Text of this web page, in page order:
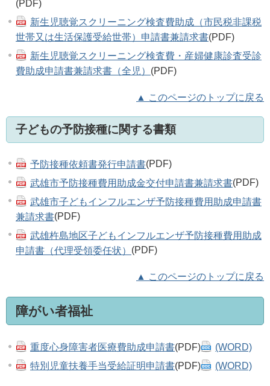
(PDF)
新生児聴覚スクリーニング検査費助成（市民税非課税
世帯又は生活保護受給世帯）申請書兼請求書(PDF)
新生児聴覚スクリーニング検査費・産婦健康診査受診
費助成申請書兼請求書（全児） (PDF)
▲ このページのトップに戻る
子どもの予防接種に関する書類
予防接種依頼書発行申請書(PDF)
武雄市予防接種費用助成金交付申請書兼請求書(PDF)
武雄市子どもインフルエンザ予防接種費用助成申請書
兼請求書(PDF)
武雄杵島地区子どもインフルエンザ予防接種費用助成
申請書（代理受領委任状） (PDF)
▲ このページのトップに戻る
障がい者福祉
重度心身障害者医療費助成申請書(PDF)
(WORD)
特別児童扶養手当受給証明申請書(PDF) (WORD)